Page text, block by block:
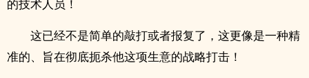
的技术人员！
这已经不是简单的敲打或者报复了，这更像是一种精
准的、旨在彻底扼杀他这项生意的战略打击！